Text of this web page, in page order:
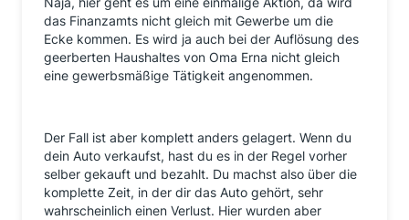
das Finanzamts nicht gleich mit Gewerbe um die
Ecke kommen. Es wird ja auch bei der Auflösung des
geerberten Haushaltes von Oma Erna nicht gleich
eine gewerbsmäßige Tätigkeit angenommen.
Der Fall ist aber komplett anders gelagert. Wenn du
dein Auto verkaufst, hast du es in der Regel vorher
selber gekauft und bezahlt. Du machst also über die
komplette Zeit, in der dir das Auto gehört, sehr
wahrscheinlich einen Verlust. Hier wurden aber